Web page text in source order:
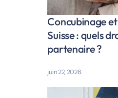
Concubinage
Suisse : quels
partenaire ?
juin 22, 2026